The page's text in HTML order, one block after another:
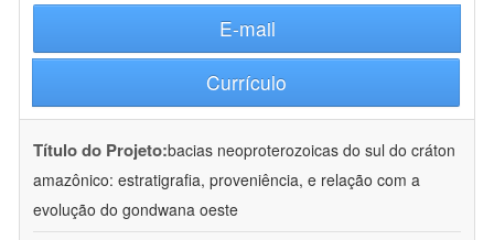
E-mail
Currículo
Título do Projeto:bacias neoproterozoicas do sul do cráton
amazônico: estratigrafia, proveniência, e relação com a
evolução do gondwana oeste